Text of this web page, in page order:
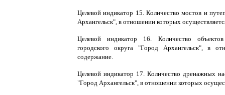
Целевой индикатор 15. Количество мостов и
Архангельск", в отношении которых
Целевой индикатор 16. Количество объектов
городского округа "Город Архангельск", в
содержание.
Целевой индикатор 17. Количество дренажных
"Город Архангельск", в отношении которых